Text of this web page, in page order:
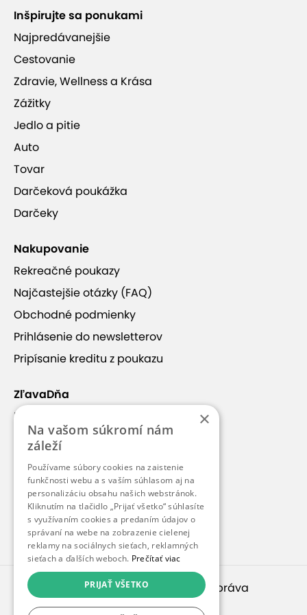
Výber menu na mieste
Na nábreží Dunaja len kúsok od centra
Leberfinger
Zobraziť viac
O REŠTAURÁCII LEBERFINGER
Reštaurácia Leberfinger, zameraná na prešporskú
kuchyňu, je regionálnou reštauráciou s vyše 250
ročnou tradíciou. Je situovaná na dunajskom
nábreží pri Sade Janka Kráľa v Petržalke v
historickom objekte hostinca. K dispozícii je vlastné
parkovisko, detské ihrisko vonku ako aj detský kútik
vnútri reštaurácie.
Inšpirujte sa ponukami
Najpredávanejšie
Cestovanie
Zdravie, Wellness a Krása
Zážitky
Jedlo a pitie
Auto
Tovar
Darčeková poukážka
Darčeky
Nakupovanie
Rekreačné poukazy
Najčastejšie otázky (FAQ)
Obchodné podmienky
Prihlásenie do newsletterov
Pripísanie kreditu z poukazu
ZľavaDňa
Náš príbeh
Kontakt
Kariéra
Blog
Pre médiá
Pre partnerov
© 2010 – 2026inspirago s. r. o.
. Všetky práva
vyhradené.
×
Na vašom súkromí nám
záleží
Používame súbory cookies na zaistenie
funkčnosti webu a s vaším súhlasom aj na
personalizáciu obsahu našich webstránok.
Kliknutím na tlačidlo „Prijať všetko“ súhlasíte
s využívaním cookies a predaním údajov o
správaní na webe na zobrazenie cielenej
reklamy na sociálnych sieťach, reklamných
sieťach a ďalších weboch. Prečítať viac
PRIJAŤ VŠETKO